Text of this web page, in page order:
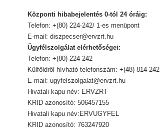
Központi hibabejelentés 0-tól 24 óráig:
Telefon: +(80) 224-242/ 1-es menüpont
E-mail: diszpecser@ervzrt.hu
Ügyfélszolgálat elérhetőségei:
Telefon: +(80) 224-242
Külföldről hívható telefonszám: +(48) 814-242
E-mail: ugyfelszolgalat@ervzrt.hu
Hivatali kapu név: ERVZRT
KRID azonosító: 506457155
Hivatali kapu név:ERVUGYFEL
KRID azonosító: 763247920